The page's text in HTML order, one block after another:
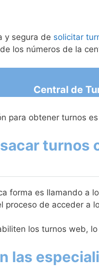
y segura de solicitar
los números de la
Central de
para obtener turnos
turnos
forma es llamando a
proceso de acceder a
los turnos web,
las